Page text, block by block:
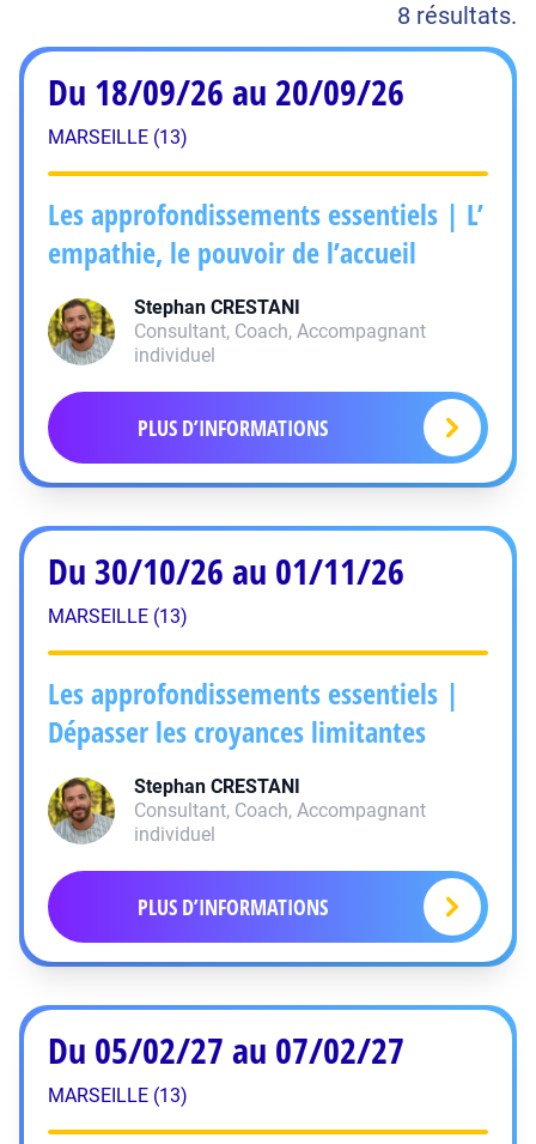
8 résultats.
Du 18/09/26 au 20/09/26
MARSEILLE (13)
Les approfondissements essentiels | L’
empathie, le pouvoir de l’accueil
Stephan CRESTANI
Consultant, Coach, Accompagnant
individuel
PLUS D’INFORMATIONS
Du 30/10/26 au 01/11/26
MARSEILLE (13)
Les approfondissements essentiels |
Dépasser les croyances limitantes
Stephan CRESTANI
Consultant, Coach, Accompagnant
individuel
PLUS D’INFORMATIONS
Du 05/02/27 au 07/02/27
MARSEILLE (13)